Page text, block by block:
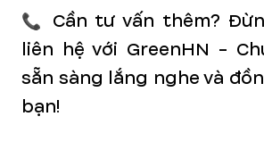
📞 Cần tư vấn thêm?
liên hệ với GreenHN -
sẵn sàng lắng nghe và
bạn!